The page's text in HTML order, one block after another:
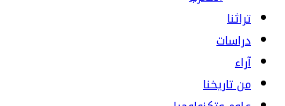
تراثنا
دراسات
آراء
من تاريخنا